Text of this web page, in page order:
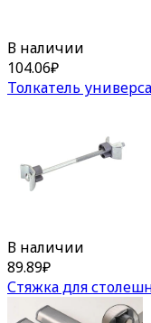
В наличии
104.06₽
Толкатель
В наличии
89.89₽
Стяжка для